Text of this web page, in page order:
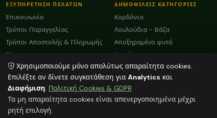
ΕΞΥΠΗΡΕΤΗΣΗ ΠΕΛΑΤΩΝ
Επικοινωνία
Τρόποι Παραγγελίας
Τρόποι Αποστολής & Πληρωμής
Blog
Όροι Χρήσης και GDPR
ΔΗΜΟΦΙΛΕΙΣ ΚΑΤΗΓΟΡΙΕΣ
Κορδόνια
Λουλούδια - Βάζα
Αποξηραμένα φυτά
Κεριά
Plexiglass Διακοσμητικά
ΕΠΙΚΟΙΝΩΝΙΑ
ΗΡΑΚΛΕΙΟ: 2818103009
info@faitakispack.net
Χρησιμοποιούμε μόνο απολύτως απαραίτητα cookies.
Επιλέξτε αν δίνετε συγκατάθεση για Analytics και
Διαφήμιση. Πολιτική Cookies & GDPR
Τα μη απαραίτητα cookies είναι απενεργοποιημένα μέχρι
ρητή επιλογή.